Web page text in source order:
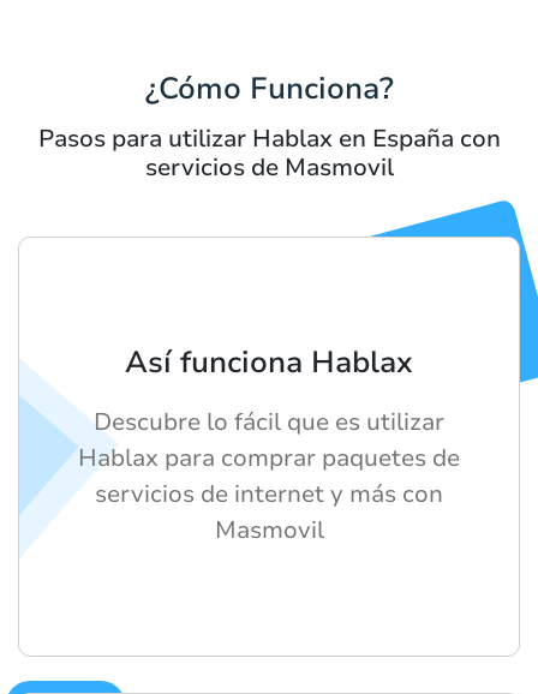
¿Cómo Funciona?
Pasos para utilizar Hablax en España con
servicios de Masmovil
Así funciona Hablax
Descubre lo fácil que es utilizar
Hablax para comprar paquetes de
servicios de internet y más con
Masmovil